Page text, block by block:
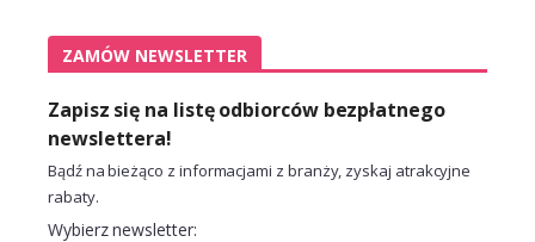
ZAMÓW NEWSLETTER
Zapisz się na listę odbiorców bezpłatnego
newslettera!
Bądź na bieżąco z informacjami z branży, zyskaj atrakcyjne
rabaty.
Wybierz newsletter: